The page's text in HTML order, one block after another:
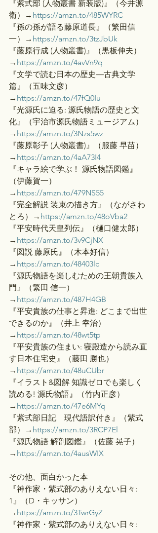
『紫式部 (人物叢書 新装版)』（今井源
衛）→ https://amzn.to/485WYRC
『孫の孫が語る藤原道長』（繁田信
一）→ https://amzn.to/3tzJbUk
『藤原行成 (人物叢書)』（黒板伸夫）
→ https://amzn.to/4avVn9q
『文学で読む日本の歴史―古典文学
篇』（五味文彦）
→ https://amzn.to/47fQ0Iu
『光源氏に迫る: 源氏物語の歴史と文
化』（宇治市源氏物語ミュージアム）
→ https://amzn.to/3Nzs5wz
『藤原彰子 (人物叢書)』（服藤 早苗）
→ https://amzn.to/4aA73I4
『キャラ絵で学ぶ！ 源氏物語図鑑』
（伊藤賀一）
→ https://amzn.to/479NS55
『完全解説 装束の描き方』（ながさわ
とろ）→ https://amzn.to/48oVba2
『平安時代天皇列伝』（樋口健太郎）
→ https://amzn.to/3v9CjNX
『図説 藤原氏』（木本好信）
→ https://amzn.to/48403lc
『源氏物語を楽しむための王朝貴族入
門』（繁田 信一）
→ https://amzn.to/487H4GB
『平安貴族の仕事と昇進: どこまで出世
できるのか』（井上 幸治）
→ https://amzn.to/48wt5tp
『平安貴族の住まい: 寝殿造から読み直
す日本住宅史』（藤田 勝也）
→ https://amzn.to/48uCUbr
『イラスト&図解 知識ゼロでも楽しく
読める! 源氏物語』（竹内正彦）
→ https://amzn.to/47e6MYq
『紫式部日記　現代語訳付き』（紫式
部）→ https://amzn.to/3RCP7El
『源氏物語 解剖図鑑』（佐藤 晃子）
→ https://amzn.to/4ausWIX
その他、面白かった本
『神作家・紫式部のありえない日々:
1』（D・キッサン）
→ https://amzn.to/3TwrGyZ
『神作家・紫式部のありえない日々: